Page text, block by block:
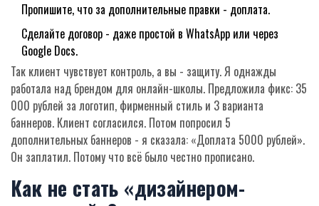
Пропишите, что за дополнительные правки - доплата.
Сделайте договор - даже простой в WhatsApp или через
Google Docs.
Так клиент чувствует контроль, а вы - защиту. Я однажды
работала над брендом для онлайн-школы. Предложила фикс: 35
000 рублей за логотип, фирменный стиль и 3 варианта
баннеров. Клиент согласился. Потом попросил 5
дополнительных баннеров - я сказала: «Доплата 5000 рублей».
Он заплатил. Потому что всё было честно прописано.
Как не стать «дизайнером-